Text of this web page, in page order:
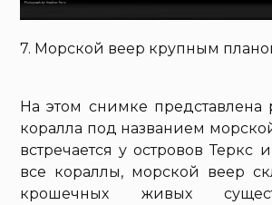
7. Морской веер крупным
На этом снимке представлена
коралла под названием
встречается у островов Теркс
все кораллы, морской веер
крошечных живых